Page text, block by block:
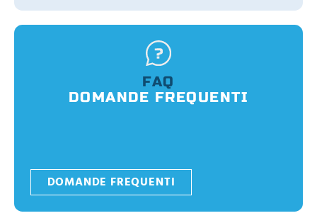
FAQ
DOMANDE FREQUENTI
DOMANDE FREQUENTI